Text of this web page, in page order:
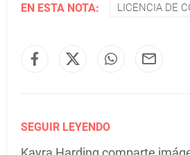
EN ESTA NOTA: LICENCIA DE
SEGUIR LEYENDO